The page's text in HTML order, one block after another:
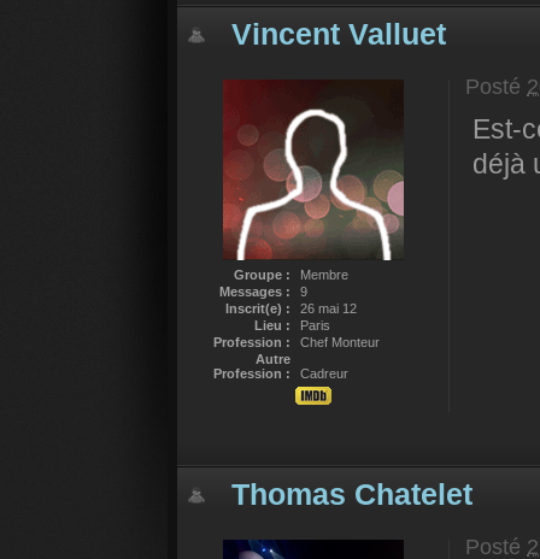
Vincent Valluet
Groupe :
Membre
Messages :
9
Inscrit(e) :
26 mai 12
Lieu :
Paris
Profession :
Chef Monteur
Autre
Profession :
Cadreur
Posté
Est-
déjà
Thomas Chatelet
Posté